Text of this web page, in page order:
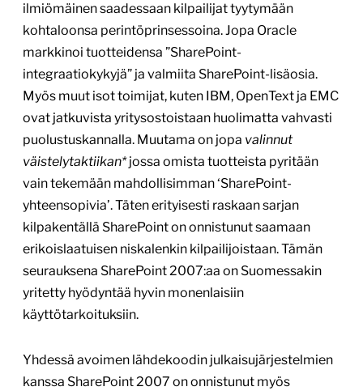
ilmiömäinen saadessaan kilpailijat tyytymään
kohtaloonsa perintöprinsessoina. Jopa Oracle
markkinoi tuotteidensa ”SharePoint-
integraatiokykyjä” ja valmiita SharePoint-lisäosia.
Myös muut isot toimijat, kuten IBM, OpenText ja EMC
ovat jatkuvista yritysostoistaan huolimatta vahvasti
puolustuskannalla. Muutama on jopa valinnut
väistelytaktiikan*jossa omista tuotteista pyritään
vain tekemään mahdollisimman ‘SharePoint-
yhteensopivia’. Täten erityisesti raskaan sarjan
kilpakentällä SharePoint on onnistunut saamaan
erikoislaatuisen niskalenkin kilpailijoistaan. Tämän
seurauksena SharePoint 2007:aa on Suomessakin
yritetty hyödyntää hyvin monenlaisiin
käyttötarkoituksiin.
Yhdessä avoimen lähdekoodin julkaisujärjestelmien
kanssa SharePoint 2007 on onnistunut myös